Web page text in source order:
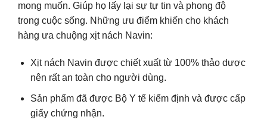
mong muốn. Giúp họ lấy lại sự tự tin và phong độ
trong cuộc sống. Những ưu điểm khiến cho khách
hàng ưa chuộng xịt nách Navin:
Xịt nách Navin được chiết xuất từ 100% thảo dược
nên rất an toàn cho người dùng.
Sản phẩm đã được Bộ Y tế kiểm định và được cấp
giấy chứng nhận.